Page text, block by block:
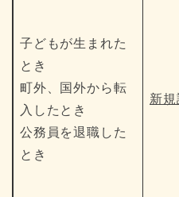
子どもが生まれた
とき
町外、国外から転
入したとき
公務員を退職した
とき
新